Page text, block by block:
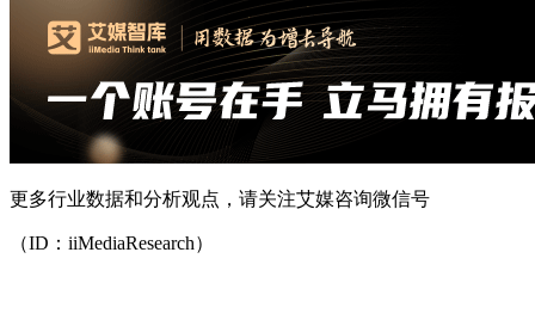
更多行业数据和分析观点，请关注艾媒咨询微信号
（ID：iiMediaResearch）